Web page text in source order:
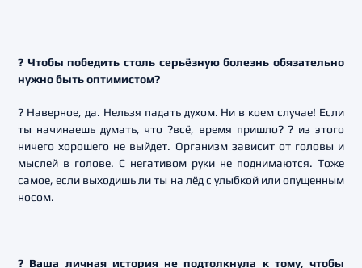
? Чтобы победить столь серьёзную болезнь обязательно
нужно быть оптимистом?
? Наверное, да. Нельзя падать духом. Ни в коем случае! Если
ты начинаешь думать, что ?всё, время пришло? ? из этого
ничего хорошего не выйдет. Организм зависит от головы и
мыслей в голове. С негативом руки не поднимаются. Тоже
самое, если выходишь ли ты на лёд с улыбкой или опущенным
носом.
? Ваша личная история не подтолкнула к тому, чтобы